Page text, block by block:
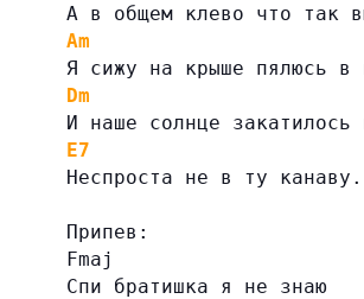
А в общем клево что так
Am
Я сижу на крыше пялюсь в
Dm
И наше солнце закатилось
E7
Неспроста не в ту канаву.
Припев:
Fmaj
Спи братишка я не знаю